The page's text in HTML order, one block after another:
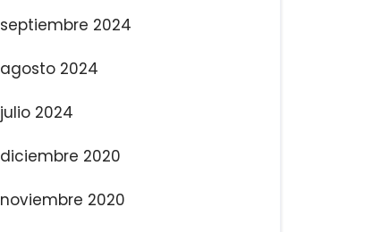
septiembre 2024
agosto 2024
julio 2024
diciembre 2020
noviembre 2020